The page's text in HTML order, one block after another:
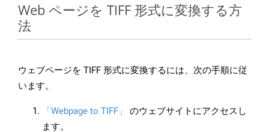
Web ページを TIFF 形式に変換する方
法
ウェブページを TIFF 形式に変換するには、次の手順に従
います。
「Webpage to TIFF」
のウェブサイトにアクセスし
ます。